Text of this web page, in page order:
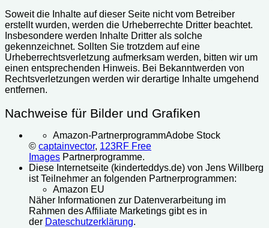
Soweit die Inhalte auf dieser Seite nicht vom Betreiber
erstellt wurden, werden die Urheberrechte Dritter beachtet.
Insbesondere werden Inhalte Dritter als solche
gekennzeichnet. Sollten Sie trotzdem auf eine
Urheberrechtsverletzung aufmerksam werden, bitten wir um
einen entsprechenden Hinweis. Bei Bekanntwerden von
Rechtsverletzungen werden wir derartige Inhalte umgehend
entfernen.
Nachweise für Bilder und Grafiken
Amazon-PartnerprogrammAdobe Stock
© captainvector, 123RF Free
Images Partnerprogramme.
Diese Internetseite (kinderteddys.de) von Jens Willberg
ist Teilnehmer an folgenden Partnerprogrammen:
Amazon EU
Näher Informationen zur Datenverarbeitung im
Rahmen des Affiliate Marketings gibt es in
der Dateschutzerklärung.